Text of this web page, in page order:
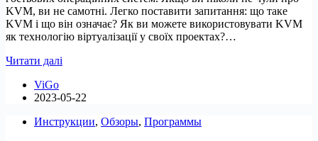
KVM, ви не самотні. Легко поставити запитання: що таке
KVM і що він означає? Як ви можете використовувати KVM
як технологію віртуалізації у своїх проектах?…
Читати далі
Віртуальна
на
ViGo
2023-05-22
Инструкции, Обзоры, Программы